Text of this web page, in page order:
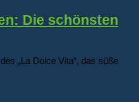
Die schönsten
„La Dolce Vita“, das süße